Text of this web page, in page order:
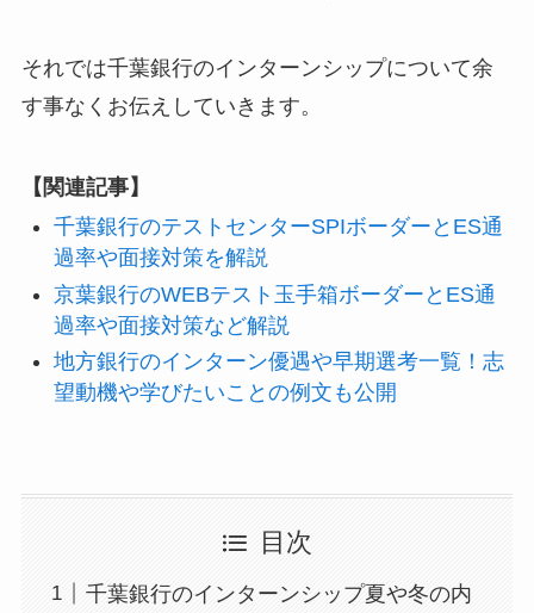
それでは千葉銀行のインターンシップについて余
す事なくお伝えしていきます。
【関連記事】
千葉銀行のテストセンターSPIボーダーとES通
過率や面接対策を解説
京葉銀行のWEBテスト玉手箱ボーダーとES通
過率や面接対策など解説
地方銀行のインターン優遇や早期選考一覧！志
望動機や学びたいことの例文も公開
目次
千葉銀行のインターンシップ夏や冬の内